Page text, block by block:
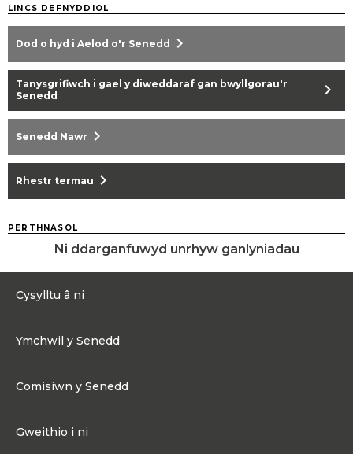
LINCS DEFNYDDIOL
Dod o hyd i Aelod o'r Senedd chevron_right
Tanysgrifiwch i gael y diweddaraf gan bwyllgorau'r
Senedd
chevron_right
Senedd Nawr chevron_right
Rhestr termau chevron_right
PERTHNASOL
Ni ddarganfuwyd unrhyw ganlyniadau
Cysylltu â ni
Cysylltu â Senedd Cymru
Ymchwil y Senedd
Comisiwn y Senedd
Gweithio i ni